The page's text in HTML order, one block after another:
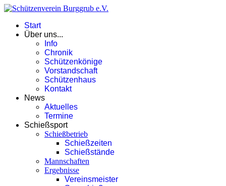
Start
Über uns...
Info
Chronik
Schützenkönige
Vorstandschaft
Schützenhaus
Kontakt
News
Aktuelles
Termine
Schießsport
Schießbetrieb
Schießzeiten
Schießstände
Mannschaften
Ergebnisse
Vereinsmeister